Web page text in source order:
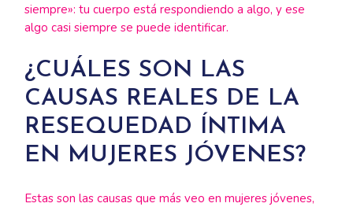
siempre»: tu cuerpo está respondiendo a algo, y ese
algo casi siempre se puede identificar.
¿CUÁLES SON LAS
CAUSAS REALES DE LA
RESEQUEDAD ÍNTIMA
EN MUJERES JÓVENES?
Estas son las causas que más veo en mujeres jóvenes,